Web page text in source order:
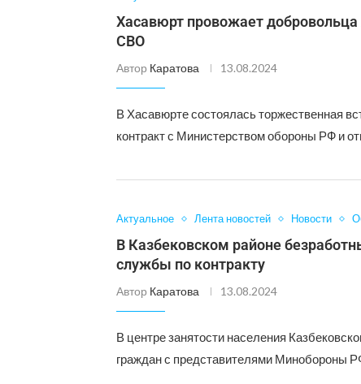
Хасавюрт провожает
СВО
Автор Каратова 13.08.2024
В Хасавюрте состоялась торжественная
контракт с Министерством обороны РФ и
Актуальное Лента новостей Новости
В Казбековском районе
службы по контракту
Автор Каратова 13.08.2024
В центре занятости населения
граждан с представителями Минобороны